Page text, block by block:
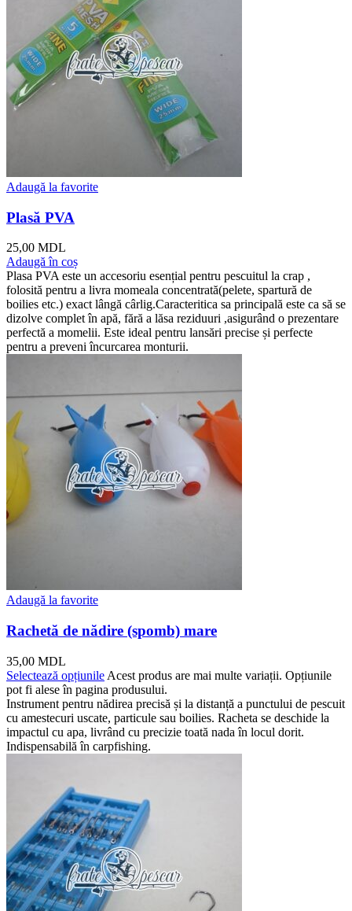
Adaugă la favorite
Plasă PVA
25,00 MDL
Adaugă în coș
Plasa PVA este un accesoriu esențial pentru pescuitul la crap ,
folosită pentru a livra momeala concentrată(pelete, spartură de
boilies etc.) exact lângă cârlig.Caracteritica sa principală este ca să se
dizolve complet în apă, fără a lăsa reziduuri ,asigurând o prezentare
perfectă a momelii. Este ideal pentru lansări precise și perfecte
pentru a preveni încurcarea monturii.
Adaugă la favorite
Rachetă de nădire (spomb) mare
35,00 MDL
Selectează opțiunile Acest produs are mai multe variații. Opțiunile
pot fi alese în pagina produsului.
Instrument pentru nădirea precisă și la distanță a punctului de pescuit
cu amestecuri uscate, particule sau boilies. Racheta se deschide la
impactul cu apa, livrând cu precizie toată nada în locul dorit.
Indispensabilă în carpfishing.